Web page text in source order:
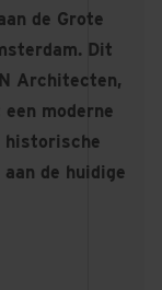
de Grote
Dit
Architecten,
moderne
historische
de huidige